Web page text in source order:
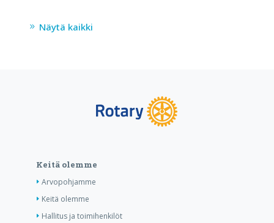
Näytä kaikki
Keitä olemme
Arvopohjamme
Keitä olemme
Hallitus ja toimihenkilöt